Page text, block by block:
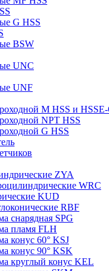
G HSS
BSW
UNC
UNF
M HSS и
NPT HSS
G HSS
ZYA
WRC
KUD
RBF
снарядная SPG
пламя FLH
конус 60° KSJ
конус 90° KSK
круглый конус KEL